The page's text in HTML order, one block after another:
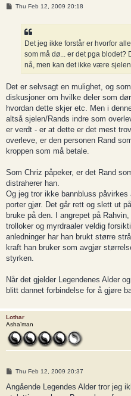
PThu Feb 12, 2009 20:18
Det jeg ikke forstår er hvorfor
som må dø... er det pga blodet?
nå, men kan det ikke være
Det er selvsagt en mulighet, og
diskusjoner om hvilke deler som
hvordan dette skjer etc. Men i
altså sjelen/Rands indre som
er verdt - er at dette er det mest
overleve, er den personen Rand
kroppen som må betale.
Som Chriz påpeker, er det Rand
distraherer han.
Og jeg tror ikke bannbluss
porter gjør. Det går rett og slett ut
bruke på den. I angrepet på
trolloker og myrdraaler veldig
anledninger har han brukt større
kraft han bruker som avgjør
styrken.
Når det gjelder Legendenes Alder
blitt dannet forbindelse for å gjøre
Lothar
Asha’man
P
s
Thu Feb 12, 2009 20:37
Angående Legendes Alder tror jeg